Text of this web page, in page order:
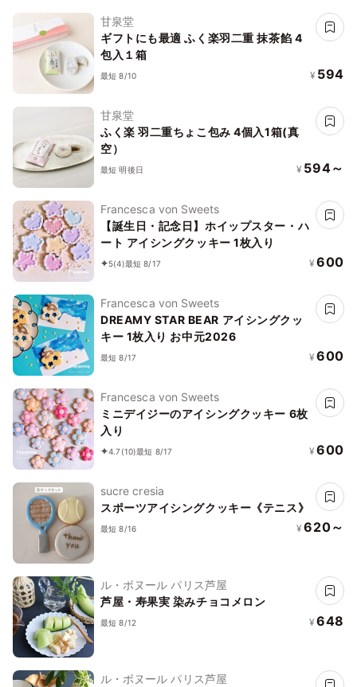
甘泉堂
ギフトにも最適 ふく楽羽二重 抹茶餡 4
包入１箱
最短 8/10 ¥ 594
甘泉堂
ふく楽 羽二重ちょこ包み 4個入1箱(真
空）
最短 明後日 ¥ 594～
Francesca von Sweets
【誕生日・記念日】ホイップスター・ハ
ート アイシングクッキー 1枚入り
5(4)最短 8/17 ¥ 600
Francesca von Sweets
DREAMY STAR BEAR アイシングクッ
キー 1枚入り お中元2026
最短 8/17 ¥ 600
Francesca von Sweets
ミニデイジーのアイシングクッキー 6枚
入り
4.7 (10)最短 8/17 ¥ 600
sucre cresia
スポーツアイシングクッキー《テニス》
最短 8/16 ¥ 620～
ル・ボヌール パリス芦屋
芦屋・寿果実 染みチョコメロン
最短 8/12 ¥ 648
ル・ボヌール パリス芦屋